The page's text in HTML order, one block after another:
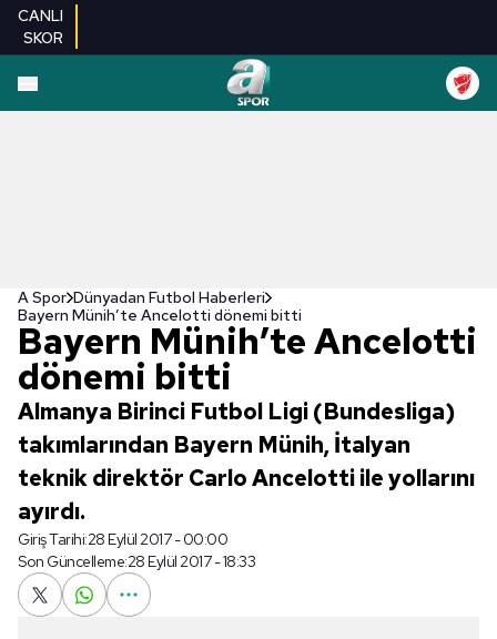
CANLI
SKOR
A Spor Dünyadan Futbol Haberleri
Bayern Münih’te Ancelotti dönemi bitti
Bayern Münih’te Ancelotti
dönemi bitti
Almanya Birinci Futbol Ligi (Bundesliga)
takımlarından Bayern Münih, İtalyan
teknik direktör Carlo Ancelotti ile yollarını
ayırdı.
Giriş Tarihi:28 Eylül 2017 - 00:00
Son Güncelleme:28 Eylül 2017 - 18:33